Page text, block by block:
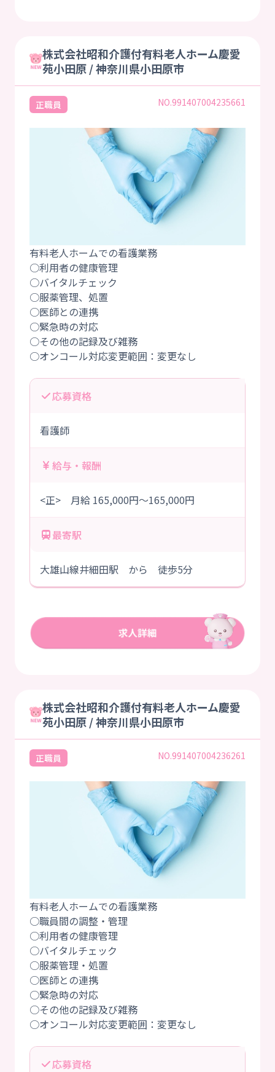
株式会社昭和介護付有料老人ホーム慶愛
苑小田原 / 神奈川県小田原市
正職員 NO.991407004235661
有料老人ホームでの看護業務
○利用者の健康管理
○バイタルチェック
○服薬管理、処置
○医師との連携
○緊急時の対応
○その他の記録及び雑務
応募資格
看護師
給与・報酬
<正> 月給 165,000円～165,000円
最寄駅
大雄山線井細田駅 から 徒歩5分
株式会社昭和介護付有料老人ホーム慶愛
苑小田原 / 神奈川県小田原市
正職員 NO.991407004236261
有料老人ホームでの看護業務
○職員間の調整・管理
○利用者の健康管理
○バイタルチェック
○服薬管理・処置
○医師との連携
○緊急時の対応
○その他の記録及び雑務
応募資格